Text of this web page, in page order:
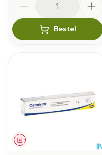
Bestel
Geneesmiddel